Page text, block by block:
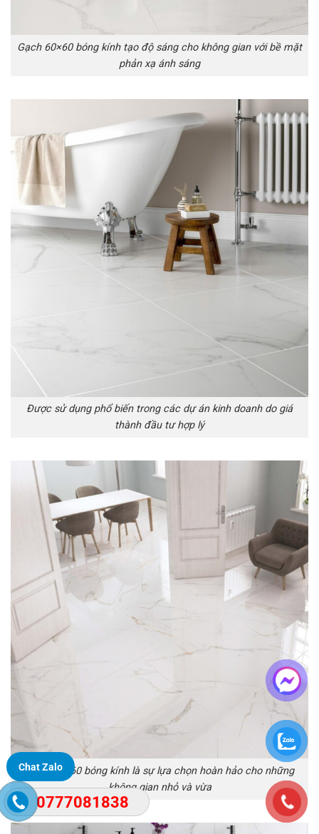
Gạch 60×60 bóng kính tạo độ sáng cho không gian với bề mặt
phản xạ ánh sáng
Được sử dụng phổ biến trong các dự án kinh doanh do giá
thành đầu tư hợp lý
Gạch 60×60 bóng kính là sự lựa chọn hoàn hảo cho những
không gian nhỏ và vừa
Chat Zalo
0777081838